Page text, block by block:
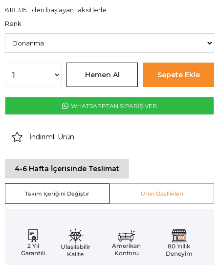
₺18.315 `den başlayan taksitlerle
Renk
WHATSAPPTAN SİPARİŞ VER
İndirimli Ürün
4-6 Hafta İçerisinde Teslimat
Takım İçeriğini Değiştir Ürün Özellikleri
2 Yıl
Garantili
Ulaşılabilir
Kalite
Amerikan
Konforu
80 Yıllık
Deneyim